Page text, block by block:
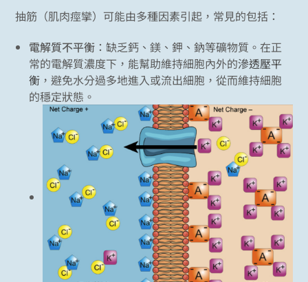
抽筋（肌肉痙攣）可能由多種因素引起，常見的包括：
電解質不平衡 ：缺乏鈣、鎂、鉀、鈉等礦物質。在正
常的電解質濃度下，能幫助維持細胞內外的滲透壓平
衡 ，避免水分過多地進入或流出細胞，從而維持細胞
的穩定狀態。